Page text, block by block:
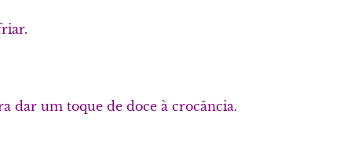
dar um toque de doce à crocância.